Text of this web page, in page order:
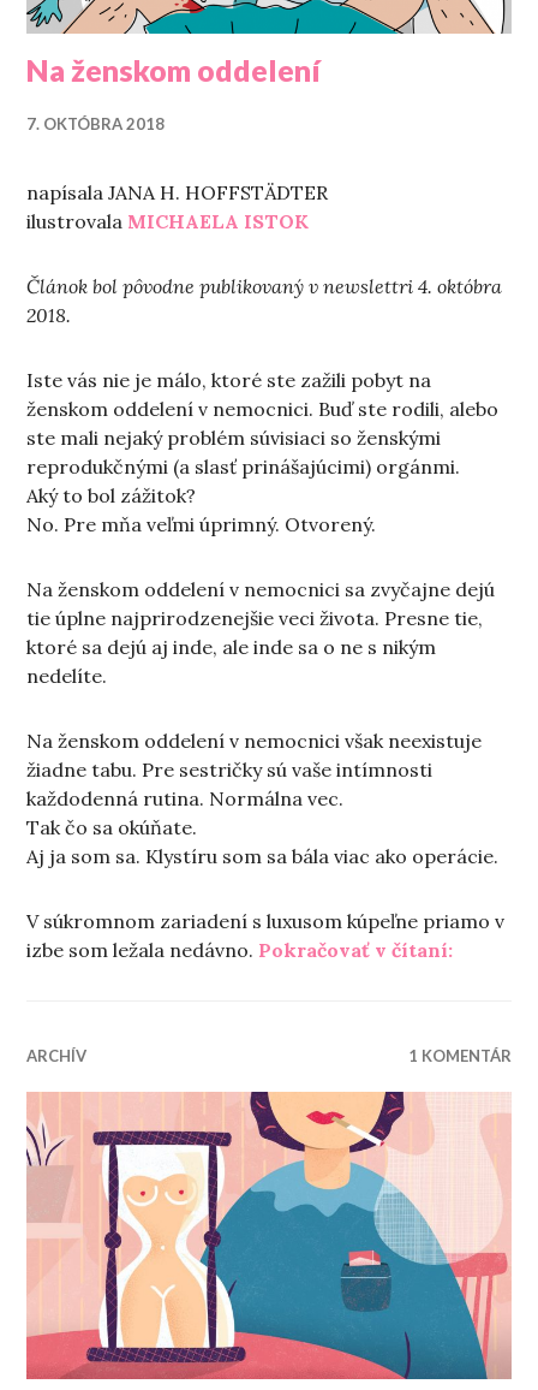
Na ženskom oddelení
7. OKTÓBRA 2018
napísala JANA H. HOFFSTÄDTER
ilustrovala MICHAELA ISTOK
Článok bol pôvodne publikovaný v newslettri 4. októbra
2018.
Iste vás nie je málo, ktoré ste zažili pobyt na
ženskom oddelení v nemocnici. Buď ste rodili, alebo
ste mali nejaký problém súvisiaci so ženskými
reprodukčnými (a slasť prinášajúcimi) orgánmi.
Aký to bol zážitok?
No. Pre mňa veľmi úprimný. Otvorený.
Na ženskom oddelení v nemocnici sa zvyčajne dejú
tie úplne najprirodzenejšie veci života. Presne tie,
ktoré sa dejú aj inde, ale inde sa o ne s nikým
nedelíte.
Na ženskom oddelení v nemocnici však neexistuje
žiadne tabu. Pre sestričky sú vaše intímnosti
každodenná rutina. Normálna vec.
Tak čo sa okúňate.
Aj ja som sa. Klystíru som sa bála viac ako operácie.
V súkromnom zariadení s luxusom kúpeľne priamo v
izbe som ležala nedávno. Pokračovať v čítaní:„Na
ARCHÍV 1 KOMENTÁR